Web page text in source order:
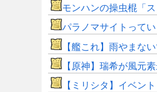
モンハンの操虫棍「
パラノマサイトって
【艦これ】雨やまな
【原神】瑞希が風元
【ミリシタ】イベン